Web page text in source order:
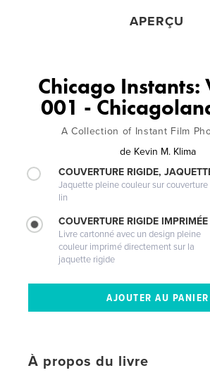
APERÇU
Chicago Instants:
001 -
A Collection of Instant Film
de Kevin M. Klima
COUVERTURE RIGIDE,
Jaquette pleine couleur sur couverture
lin
COUVERTURE RIGIDE IMPRIMÉE
Livre cartonné avec un design pleine
couleur imprimé directement sur la
jaquette rigide
À propos du livre